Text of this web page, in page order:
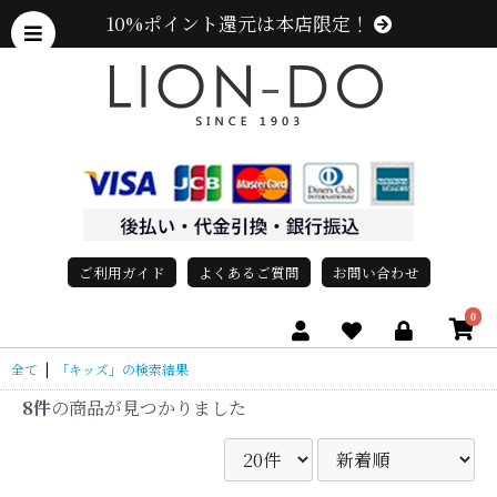
10%ポイント還元は本店限定！
ご利用ガイド よくあるご質問 お問い合わせ
0
全て | 「キッズ」の検索結果
8件の商品が見つかりました